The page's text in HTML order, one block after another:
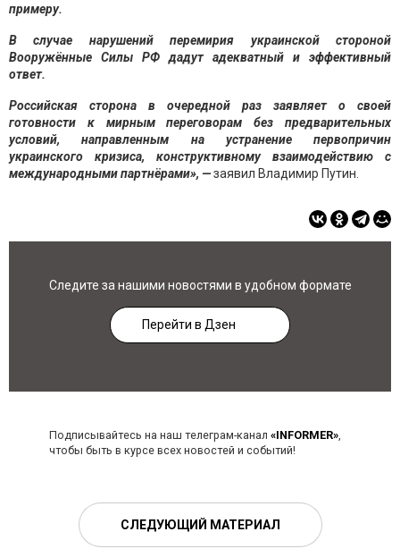
примеру.
В случае нарушений перемирия украинской стороной
Вооружённые Силы РФ дадут адекватный и эффективный
ответ.
Российская сторона в очередной раз заявляет о своей
готовности к мирным переговорам без предварительных
условий, направленным на устранение первопричин
украинского кризиса, конструктивному взаимодействию с
международными партнёрами», —заявил Владимир Путин.
Следите за нашими новостями в удобном формате
Перейти в Дзен
Подписывайтесь на наш телеграм-канал «INFORMER»,
чтобы быть в курсе всех новостей и событий!
СЛЕДУЮЩИЙ МАТЕРИАЛ